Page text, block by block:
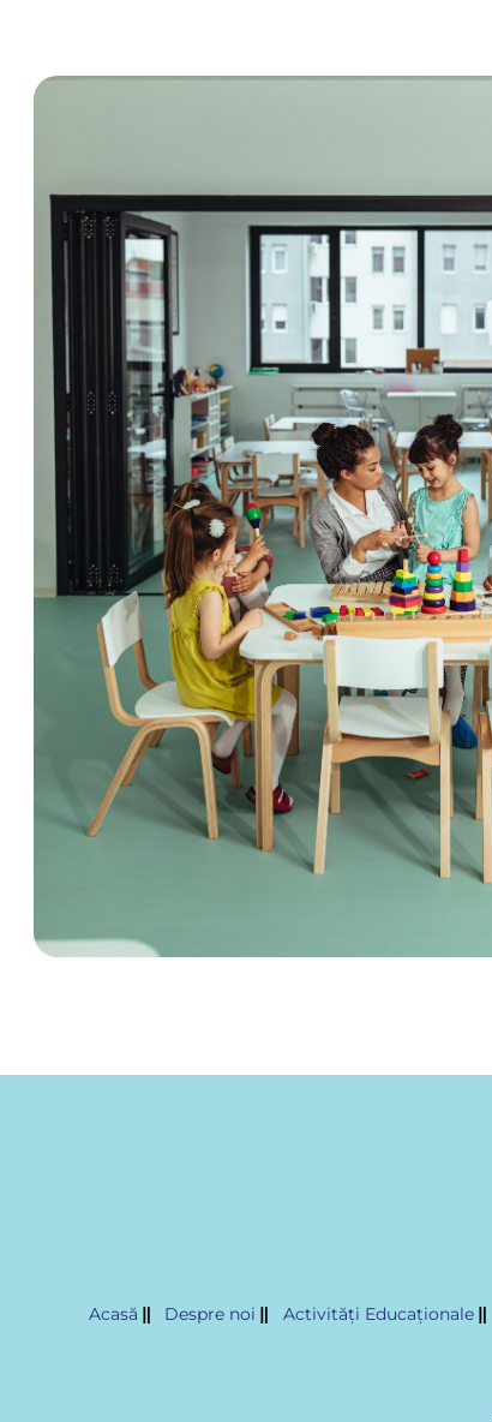
Acasă Despre noi Activități Educaționale